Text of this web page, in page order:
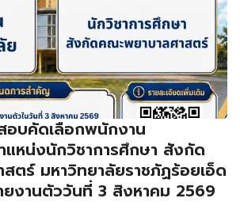
อบคัดเลือกพนักงาน
แหน่งนักวิชาการศึกษา สังกัด
ตร์ มหาวิทยาลัยราชภัฏร้อยเอ็ด
งานตัววันที่ 3 สิงหาคม 2569